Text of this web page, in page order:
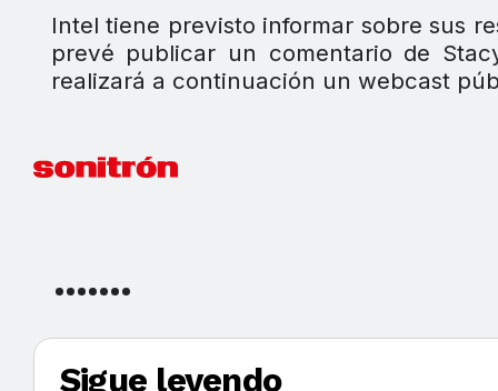
Intel tiene previsto informar sobre sus
prevé publicar un comentario de
realizará a continuación un webcast
Sigue leyendo